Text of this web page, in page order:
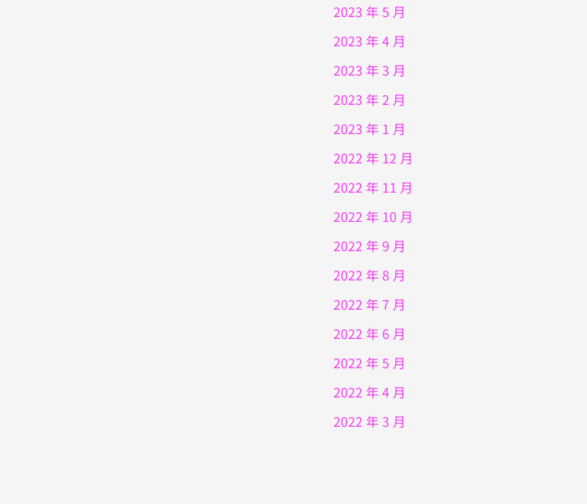
2023 年 5 月
2023 年 4 月
2023 年 3 月
2023 年 2 月
2023 年 1 月
2022 年 12 月
2022 年 11 月
2022 年 10 月
2022 年 9 月
2022 年 8 月
2022 年 7 月
2022 年 6 月
2022 年 5 月
2022 年 4 月
2022 年 3 月